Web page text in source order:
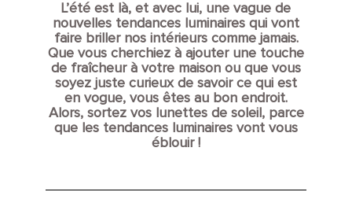
L’été est là, et avec lui, une vague de
nouvelles tendances luminaires qui vont
faire briller nos intérieurs comme jamais.
Que vous cherchiez à ajouter une touche
de fraîcheur à votre maison ou que vous
soyez juste curieux de savoir ce qui est
en vogue, vous êtes au bon endroit.
Alors, sortez vos lunettes de soleil, parce
que les tendances luminaires vont vous
éblouir !